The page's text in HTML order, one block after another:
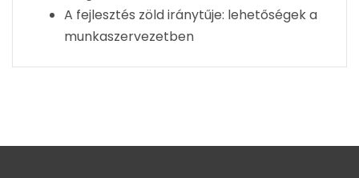
A fejlesztés zöld iránytűje: lehetőségek a
munkaszervezetben